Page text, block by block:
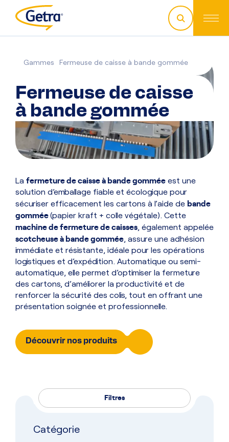
Gammes Fermeuse de caisse à bande gommée
Fermeuse de caisse
à bande gommée
La fermeture de caisse à bande gommée est une
solution d’emballage fiable et écologique pour
sécuriser efficacement les cartons à l’aide de bande
gommée(papier kraft + colle végétale). Cette
machine de fermeture de caisses, également appelée
scotcheuse à bande gommée, assure une adhésion
immédiate et résistante, idéale pour les opérations
logistiques et d’expédition. Automatique ou semi-
automatique, elle permet d’optimiser la fermeture
des cartons, d’améliorer la productivité et de
renforcer la sécurité des colis, tout en offrant une
présentation soignée et professionnelle.
Découvrir nos produits
Filtres
Catégorie